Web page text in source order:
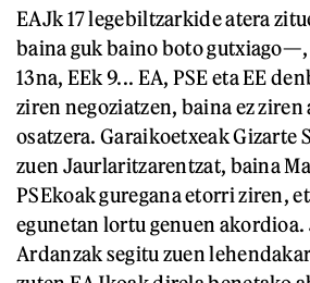
EAJk 17 legebiltzarkide atera
baina guk baino boto gutxiago—,
13na, EEk 9... EA, PSE eta EE
ziren negoziatzen, baina ez
osatzera. Garaikoetxeak Gizarte
zuen Jaurlaritzarentzat, baina
PSEkoak guregana etorri ziren,
egunetan lortu genuen
Ardanzak segitu zuen